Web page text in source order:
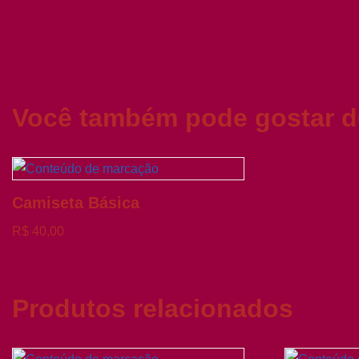
Você também pode gostar
Camiseta Básica
R$ 40,00
Produtos relacionados